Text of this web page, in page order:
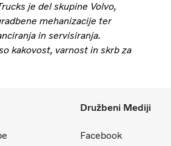
je del skupine Volvo,
mehanizacije ter
in servisiranja.
kakovost, varnost in skrb za
Družbeni Mediji
Facebook